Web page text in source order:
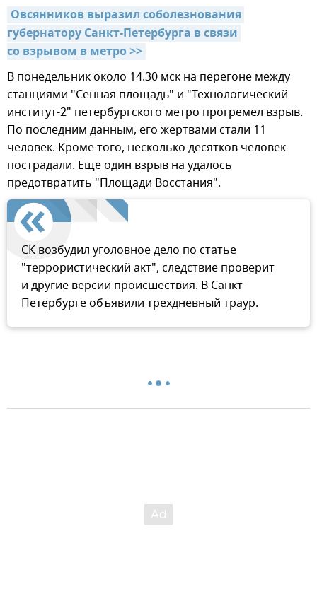
Овсянников выразил соболезнования
губернатору Санкт-Петербурга в связи
со взрывом в метро >>
В понедельник около 14.30 мск на перегоне между
станциями "Сенная площадь" и "Технологический
институт-2" петербургского метро прогремел взрыв.
По последним данным, его жертвами стали 11
человек. Кроме того, несколько десятков человек
пострадали. Еще один взрыв на удалось
предотвратить "Площади Восстания".
СК возбудил уголовное дело по статье
"террористический акт", следствие проверит
и другие версии происшествия. В Санкт-
Петербурге объявили трехдневный траур.